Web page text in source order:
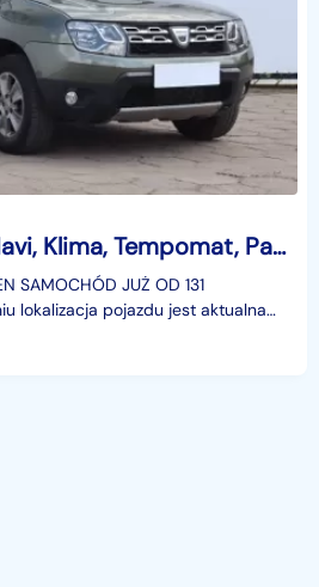
Dacia Duster I , Navi, Klima, Tempomat, Parktronic,ALU
SAMOCHÓD JUŻ OD 131
lokalizacja pojazdu jest aktualna
Przed przyjazdem do